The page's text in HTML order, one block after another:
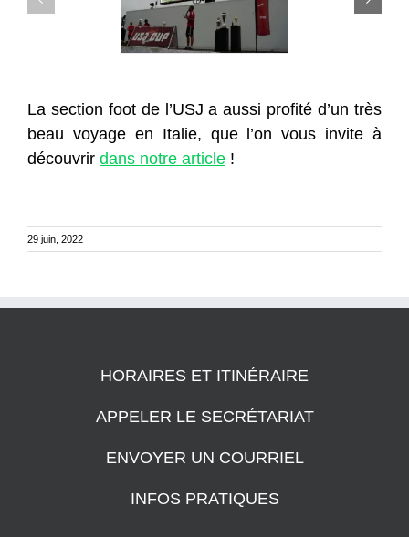
La section foot de l’USJ a aussi profité d’un très
beau voyage en Italie, que l’on vous invite à
découvrir dans notre article!
29 juin, 2022
HORAIRES ET ITINÉRAIRE
APPELER LE SECRÉTARIAT
ENVOYER UN COURRIEL
INFOS PRATIQUES